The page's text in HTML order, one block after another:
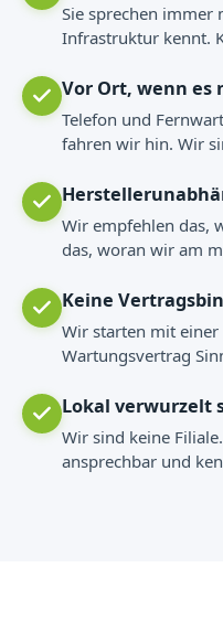
Sie sprechen immer
Infrastruktur kennt.
Vor Ort, wenn es
Telefon und
fahren wir hin. Wir
Wir empfehlen das,
das, woran wir am
Keine
Wir starten mit einer
Wartungsvertrag
Lokal verwurzelt
Wir sind keine
ansprechbar und